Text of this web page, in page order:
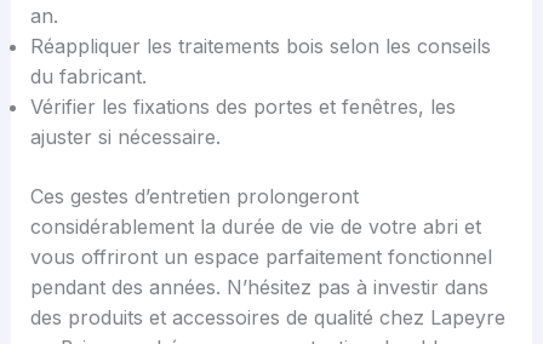
an.
Réappliquer les traitements bois selon les conseils
du fabricant.
Vérifier les fixations des portes et fenêtres, les
ajuster si nécessaire.
Ces gestes d’entretien prolongeront
considérablement la durée de vie de votre abri et
vous offriront un espace parfaitement fonctionnel
pendant des années. N’hésitez pas à investir dans
des produits et accessoires de qualité chez Lapeyre